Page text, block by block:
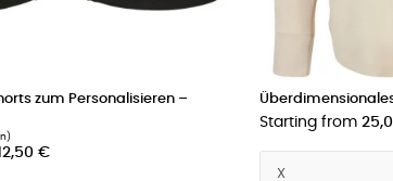
zum Personalisieren –
12,50 €
Starting from